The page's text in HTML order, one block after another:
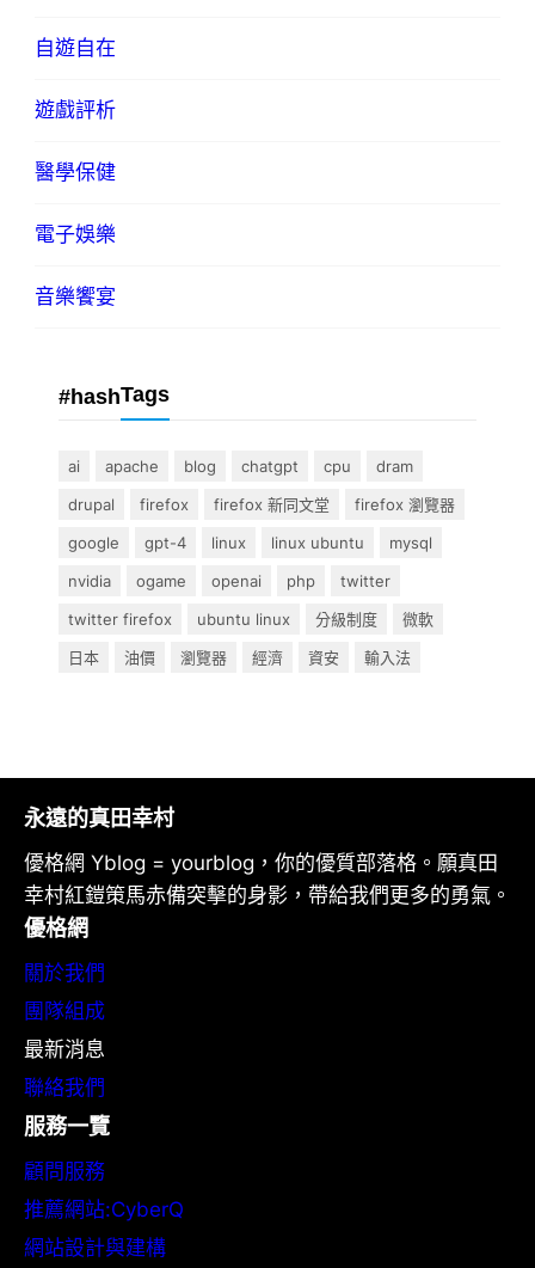
自遊自在
遊戲評析
醫學保健
電子娛樂
音樂饗宴
#hashTags
ai apache blog chatgpt cpu
dram
drupal
firefox firefox 新同文堂
firefox 瀏覽器
google
gpt-4 linux linux ubuntu
mysql
nvidia
ogame openai php
twitter
twitter firefox
ubuntu linux 分級制度
微軟
日本
油價 瀏覽器 經濟 資安 輸入法
永遠的真田幸村
優格網 Yblog = yourblog，你的優質部落格。願真田
幸村紅鎧策馬赤備突擊的身影，帶給我們更多的勇氣。
優格網
關於我們
團隊組成
最新消息
聯絡我們
服務一覽
顧問服務
推薦網站:CyberQ
網站設計與建構